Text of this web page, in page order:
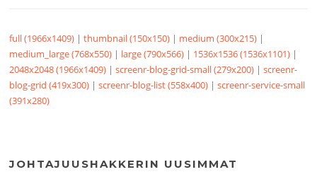
full (1966x1409) |thumbnail (150x150) | medium (300x215) |
medium_large (768x550) | large (790x566) | 1536x1536 (1536x1101) |
2048x2048 (1966x1409) |screenr-blog-grid-small (279x200) |screenr-
blog-grid (419x300) |screenr-blog-list (558x400) |screenr-service-small
(391x280)
JOHTAJUUSHAKKERIN UUSIMMAT